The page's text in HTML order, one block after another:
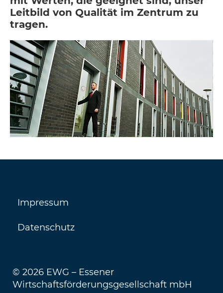
Leitbild von Qualität im Zentrum zu
tragen.
Impressum
Datenschutz
© 2026 EWG – Essener
Wirtschaftsförderungsgesellschaft mbH